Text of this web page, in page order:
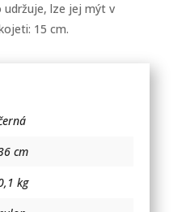
udržuje, lze jej mýt v
15 cm.
cm
kg